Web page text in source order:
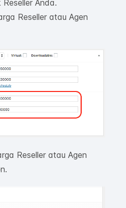
Anda.
Reseller atau Agen
Reseller atau Agen